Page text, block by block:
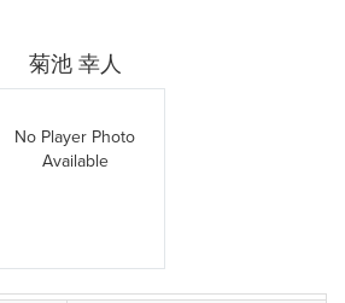
菊池 幸人
No Player Photo
Available